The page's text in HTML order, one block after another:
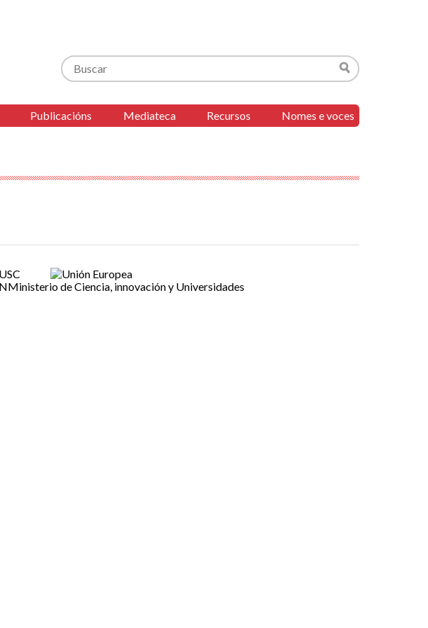
Buscar
Buscar
Publicacións Mediateca Recursos Nomes e voces